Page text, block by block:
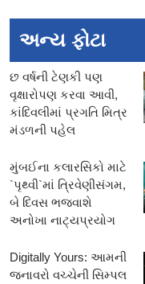
અન્ય ફોટા
છ વર્ષની ટેણકી પણ
વૃક્ષારોપણ કરવા આવી,
કાંદિવલીમાં પ્રગતિ મિત્ર
મંડળની પહેલ
મુંબઈના કલારસિકો માટે
`પૃથ્વી`માં ત્રિવેણીસંગમ,
બે દિવસ ભજવાશે
અનોખા નાટ્યપ્રયોગ
Digitally Yours: આમની
જનાવરો વચ્ચેની સિમ્પલ